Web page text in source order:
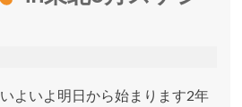
いよいよ明日から始まります2年